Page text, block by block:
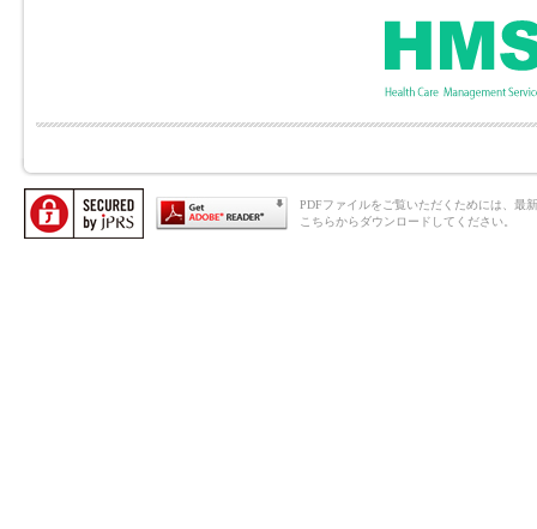
PDFファイルをご覧いただくためには、最
こちらからダウンロードしてください。